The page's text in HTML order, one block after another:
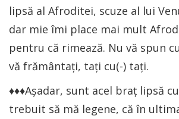
lipsă al Afroditei, scuze al lui
dar mie îmi place mai mult
pentru că rimează. Nu vă spun
vă frământați, tați cu(-) tați.
♦♦♦Așadar, sunt acel braț lipsă
trebuit să mă legene, că în